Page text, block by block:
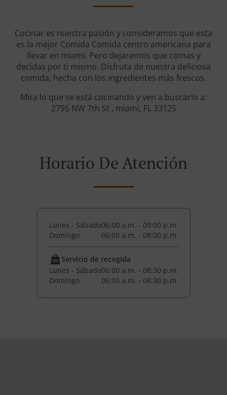
Cocinar es nuestra pasión y consideramos que esta
es la mejor Comida Comida centro americana para
llevar en miami. Pero dejaremos que comas y
decidas por ti mismo. Disfruta de nuestra deliciosa
comida, hecha con los ingredientes más frescos.
Mira lo que se está cocinando y ven a buscarlo a:
2795 NW 7th St , miami, FL 33125
Horario De Atención
Lunes - Sábado06:00 a.m. - 09:00 p.m.
Domingo
06:00 a.m. - 08:00 p.m.
Servicio de recogida
Lunes - Sábado06:00 a.m. - 08:30 p.m.
Domingo
06:00 a.m. - 08:30 p.m.